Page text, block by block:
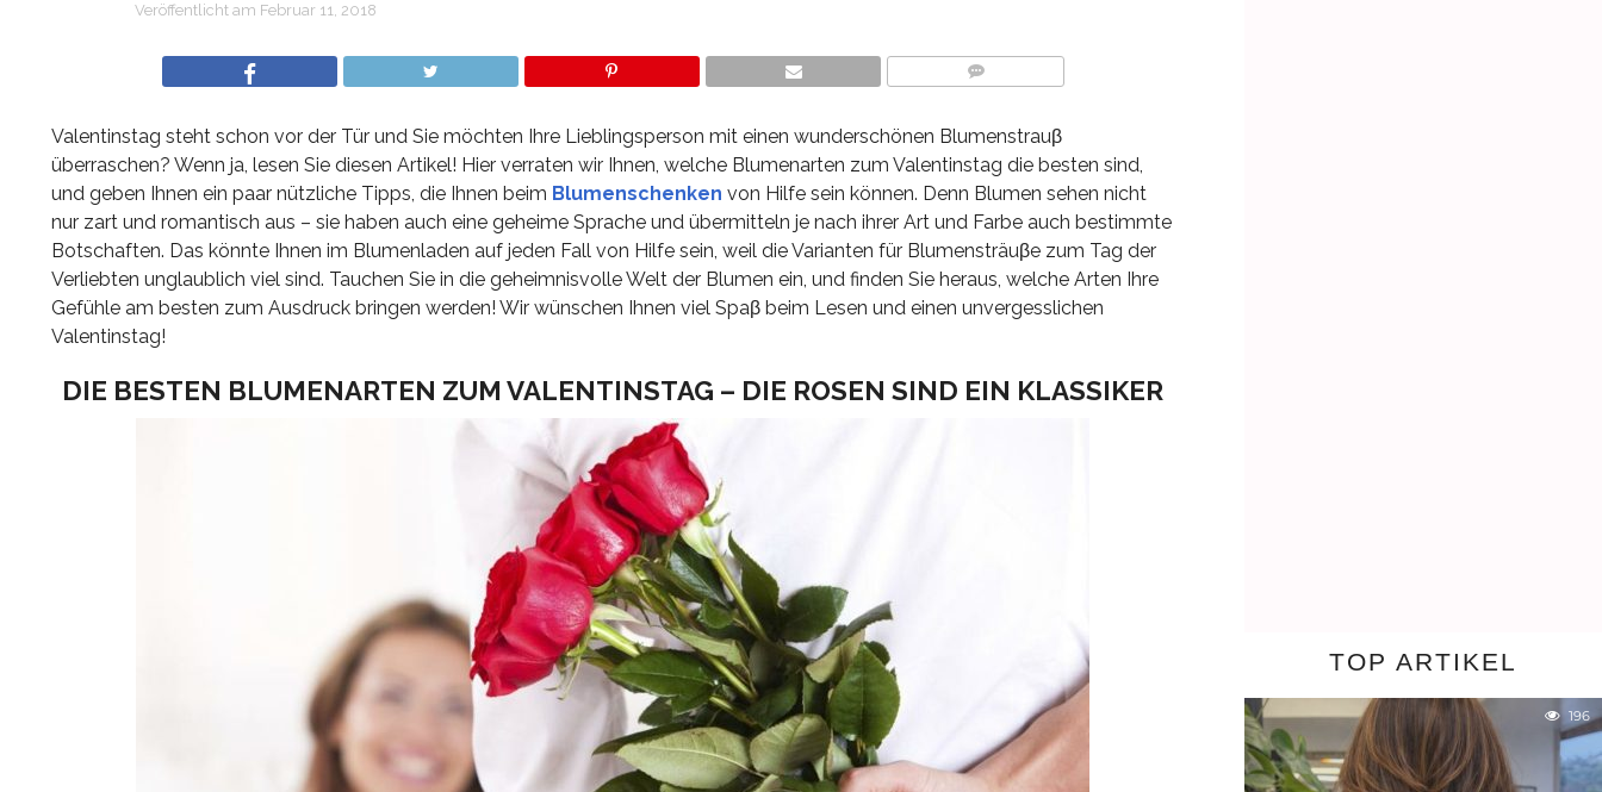
Veröffentlicht am Februar 11, 2018
Valentinstag steht schon vor der Tür und Sie möchten Ihre Lieblingsperson mit einen wunderschönen Blumenstrauβ
überraschen? Wenn ja, lesen Sie diesen Artikel! Hier verraten wir Ihnen, welche Blumenarten zum Valentinstag die besten sind,
und geben Ihnen ein paar nützliche Tipps, die Ihnen beim Blumenschenken von Hilfe sein können. Denn Blumen sehen nicht
nur zart und romantisch aus – sie haben auch eine geheime Sprache und übermitteln je nach ihrer Art und Farbe auch bestimmte
Botschaften. Das könnte Ihnen im Blumenladen auf jeden Fall von Hilfe sein, weil die Varianten für Blumensträuβe zum Tag der
Verliebten unglaublich viel sind. Tauchen Sie in die geheimnisvolle Welt der Blumen ein, und finden Sie heraus, welche Arten Ihre
Gefühle am besten zum Ausdruck bringen werden! Wir wünschen Ihnen viel Spaβ beim Lesen und einen unvergesslichen
Valentinstag!
DIE BESTEN BLUMENARTEN ZUM VALENTINSTAG – DIE ROSEN SIND EIN KLASSIKER
TOP ARTIKEL
196